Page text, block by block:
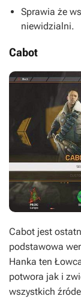
Sprawia że
niewidzialni.
Cabot
Cabot jest
podstawowa
Hanka ten
potwora jak i
wszystkich